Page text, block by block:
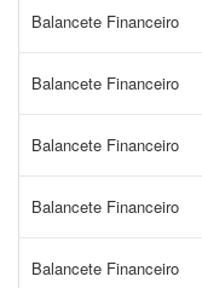
Balancete Financeiro
Balancete Financeiro
Balancete Financeiro
Balancete Financeiro
Balancete Financeiro